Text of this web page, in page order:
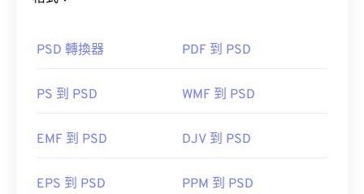
源
Manager
Corel PaintShop
Pro
開發人員：柯達
如何開啟 PSD 檔案？
GNU 影像處理程式（也稱為 GIMP）是 Adobe 產品
PSD 轉換器 PDF 到 PSD
PS 到 PSD WMF 到 PSD
EMF 到 PSD DJV 到 PSD
EPS 到 PSD PPM 到 PSD